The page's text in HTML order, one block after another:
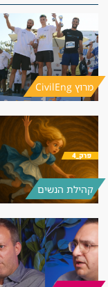
מרוץ CivilEng
קהילת הנשים